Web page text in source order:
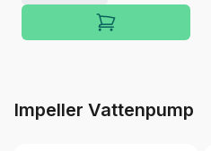
Impeller Vattenpump